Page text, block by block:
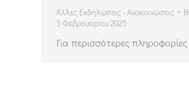
Άλλες Εκδηλώσεις - Ανακοινώσεις
5 Φεβρουαρίου 2025
Για περισσότερες